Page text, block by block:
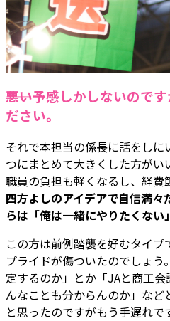
――悪い予感しかしないの
ださい。
それで本担当の係長に話をし
つにまとめて大きくした方がい
職員の負担も軽くなるし、経費
四方よしのアイデアで自信満
らは「俺は一緒にやりたくない
この方は前例踏襲を好むタイ
プライドが傷ついたのでしょ
定するのか」とか「JAと商工
んなことも分からんのか」など
と思ったのですがもう手遅れで